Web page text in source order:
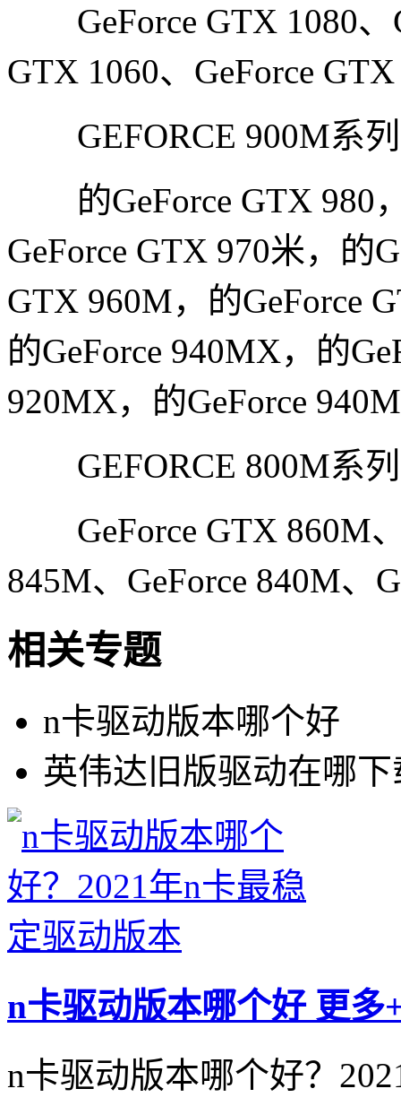
GeForce GTX 1080、
GTX 1060、GeForce
GEFORCE 900M系列
的GeForce GTX 980
GeForce GTX 970米，的
GTX 960M，的GeForce
的GeForce 940MX，的
920MX，的GeForce
GEFORCE 800M系列
GeForce GTX 860M、
845M、GeForce 840M、
相关专题
n卡驱动版本哪个好
英伟达旧版驱动在哪下
n卡驱动版本哪个好 更多
n卡驱动版本哪个好？